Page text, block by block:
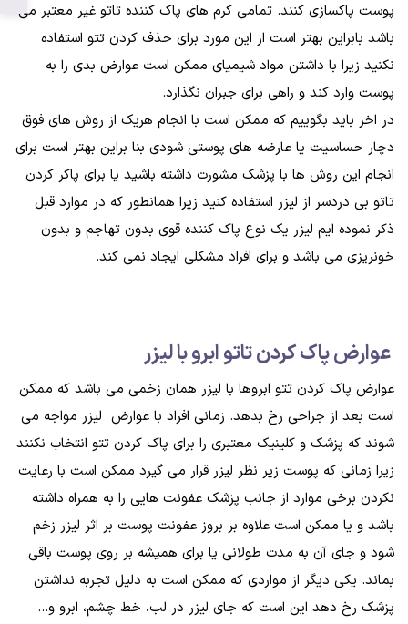
پوست پاکسازی کنند. تمامی کرم های پاک کننده تاتو غیر معتبر می
باشد بابراین بهتر است از این مورد برای حذف کردن تتو استفاده
نکنید زیرا با داشتن مواد شیمیای ممکن است عوارض بدی را به
پوست وارد کند و راهی برای جبران نگذارد.
در اخر باید بگوییم که ممکن است با انجام هریک از روش های فوق
دچار حساسیت یا عارضه های پوستی شودی بنا براین بهتر است برای
انجام این روش ها با پزشک مشورت داشته باشید یا برای پاکر کردن
تاتو بی دردسر از لیزر استفاده کنید زیرا همانطور که در موارد قبل
ذکر نموده ایم لیزر یک نوع پاک کننده قوی بدون تهاجم و بدون
خونریزی می باشد و برای افراد مشکلی ایجاد نمی کند.
عوارض پاک کردن تاتو ابرو با لیزر
عوارض پاک کردن تتو ابروها با لیزر همان زخمی می باشد که ممکن
است بعد از جراحی رخ بدهد. زمانی افراد با عوارض لیزر مواجه می
شوند که پزشک و کلینیک معتبری را برای پاک کردن تتو انتخاب نکنند
زیرا زمانی که پوست زیر نظر لیزر قرار می گیرد ممکن است با رعایت
نکردن برخی موارد از جانب پزشک عفونت هایی را به همراه داشته
باشد و یا ممکن است علاوه بر بروز عفونت پوست بر اثر لیزر زخم
شود و جای آن به مدت طولانی یا برای همیشه بر روی پوست باقی
بماند. یکی دیگر از مواردی که ممکن است به دلیل تجربه نداشتن
پزشک رخ دهد این است که جای لیزر در لب، خط چشم، ابرو و...